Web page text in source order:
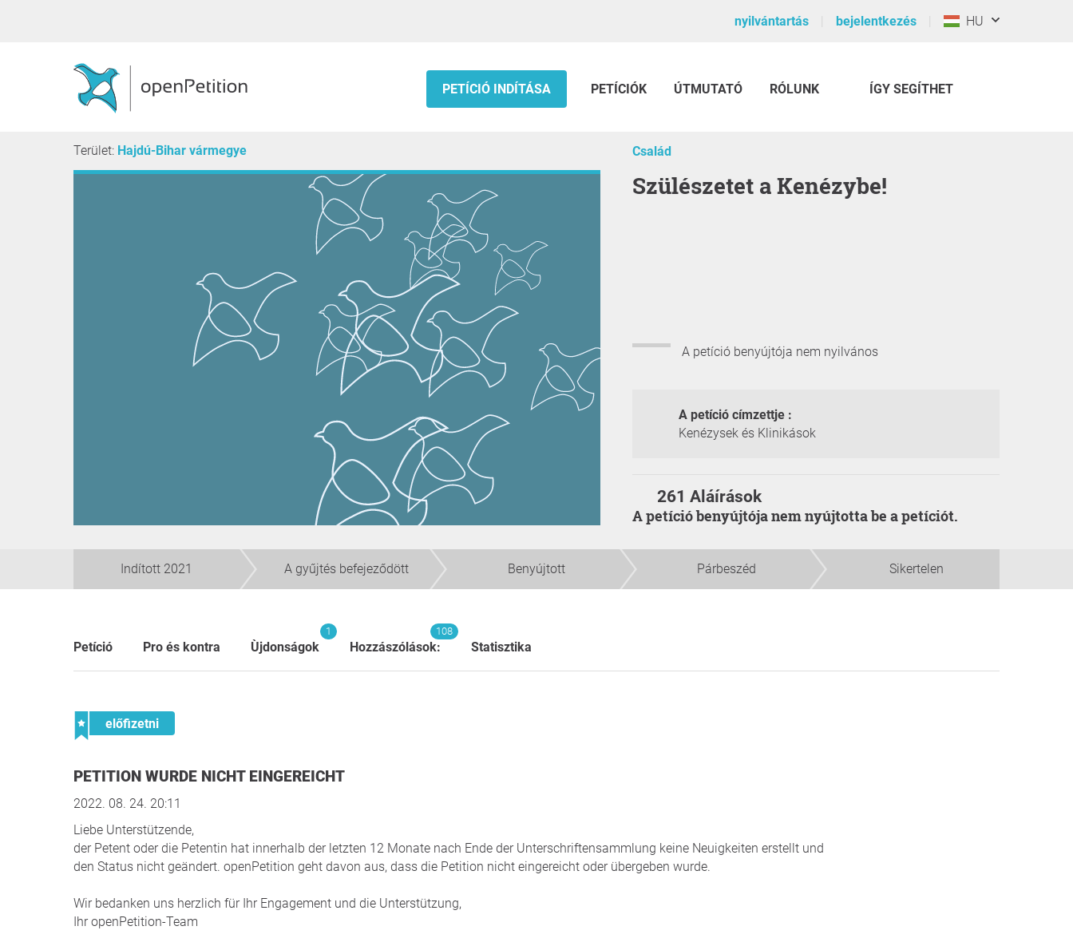
nyilvántartás bejelentkezés HU
PETÍCIÓ INDÍTÁSA PETÍCIÓK ÚTMUTATÓ RÓLUNK ÍGY SEGÍTHET
Terület: Hajdú-Bihar vármegye Család
Szülészetet a Kenézybe!
A petíció benyújtója nem nyilvános
A petíció címzettje :
Kenézysek és Klinikások
261 Aláírások
A petíció benyújtója nem nyújtotta be a petíciót.
Indított 2021 A gyűjtés befejeződött Benyújtott Párbeszéd Sikertelen
Petíció Pro és kontra Ùjdonságok
1
Hozzászólások:
108
Statisztika
előfizetni
PETITION WURDE NICHT EINGEREICHT
2022. 08. 24. 20:11
Liebe Unterstützende,
der Petent oder die Petentin hat innerhalb der letzten 12 Monate nach Ende der Unterschriftensammlung keine Neuigkeiten erstellt und
den Status nicht geändert. openPetition geht davon aus, dass die Petition nicht eingereicht oder übergeben wurde.
Wir bedanken uns herzlich für Ihr Engagement und die Unterstützung,
Ihr openPetition-Team